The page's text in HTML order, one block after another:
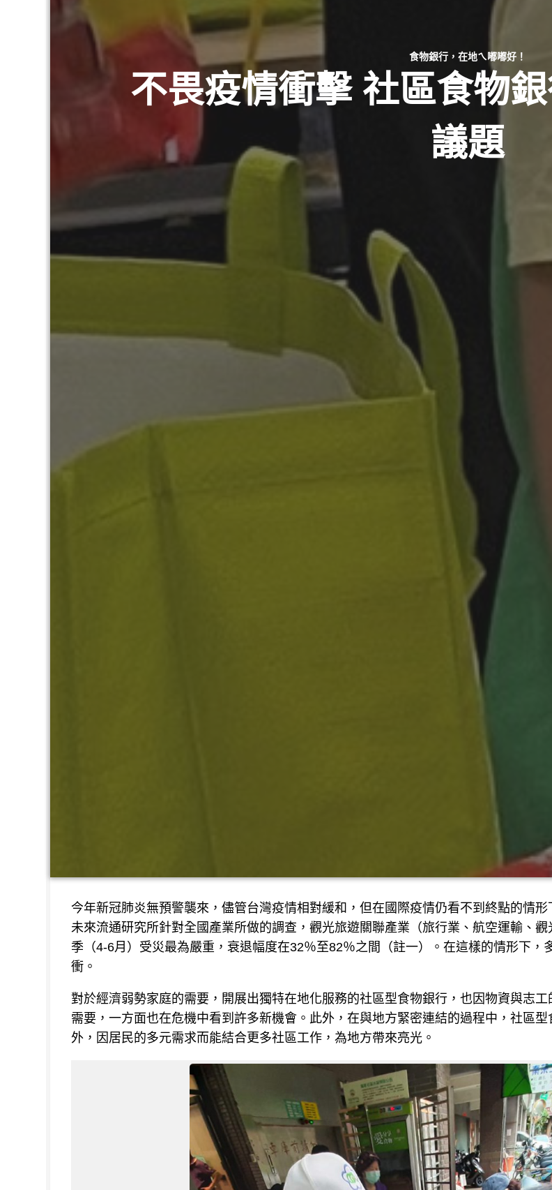
食物銀行，在地ㄟ嘟嘟好！
不畏疫情衝擊 社區食物
議題
今年新冠肺炎無預警襲來，儘管台灣疫情相對緩和，但在國際疫情仍看不到終點的情
未來流通研究所針對全國產業所做的調查，觀光旅遊關聯產業（旅行業、航空運輸、
季（4-6月）受災最為嚴重，衰退幅度在32％至82％之間（註一）。在這樣的情形下
衝。
對於經濟弱勢家庭的需要，開展出獨特在地化服務的社區型食物銀行，也因物資與志
需要，一方面也在危機中看到許多新機會。此外，在與地方緊密連結的過程中，社區
外，因居民的多元需求而能結合更多社區工作，為地方帶來亮光。